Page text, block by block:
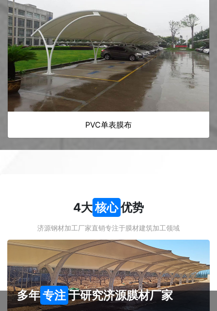
PVC单表膜布
4大核心优势
济源钢材加工厂家直销专注于膜材建筑加工领域
多年专注于研究济源膜材厂家